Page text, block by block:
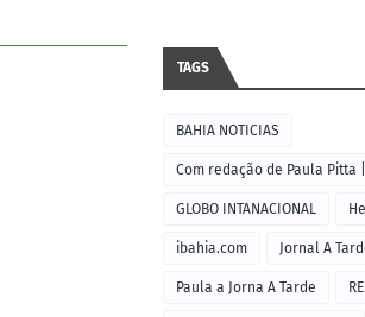
TAGS
BAHIA NOTICIAS
Com redação de Paula Pitta |
GLOBO INTANACIONAL
ibahia.com Jornal A
Paula a Jorna A Tarde